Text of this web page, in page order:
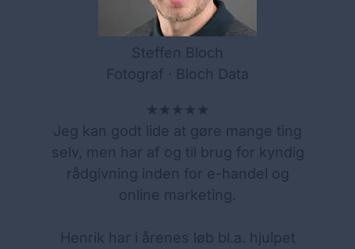
Steffen Bloch
Fotograf · Bloch Data
★★★★★
Jeg kan godt lide at gøre mange ting
selv, men har af og til brug for kyndig
rådgivning inden for e-handel og
online marketing.
Henrik har i årenes løb bl.a. hjulpet